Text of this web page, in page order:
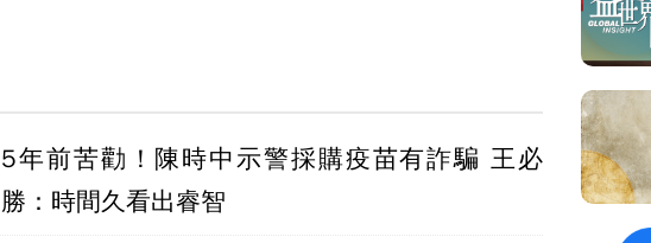
5年前苦勸！陳時中示警採購疫苗有詐騙 王必
勝：時間久看出睿智